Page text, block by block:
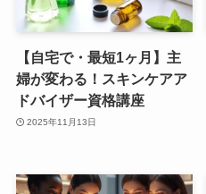
【自宅で・最短1ヶ月】主
婦が変わる！スキンケアア
ドバイザー資格講座
2025年11月13日